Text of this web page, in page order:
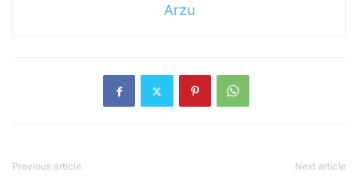
Arzu
Previous article Next article